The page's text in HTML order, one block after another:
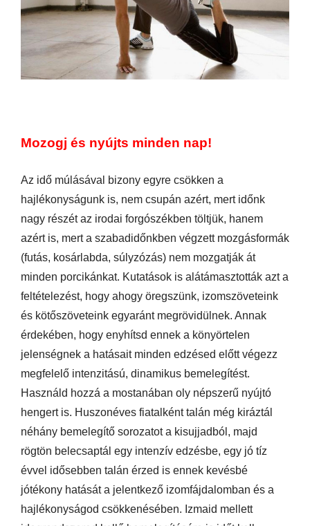
Mozogj és nyújts minden nap!
Az idő múlásával bizony egyre csökken a
hajlékonyságunk is, nem csupán azért, mert időnk
nagy részét az irodai forgószékben töltjük, hanem
azért is, mert a szabadidőnkben végzett mozgásformák
(futás, kosárlabda, súlyzózás) nem mozgatják át
minden porcikánkat. Kutatások is alátámasztották azt a
feltételezést, hogy ahogy öregszünk, izomszöveteink
és kötőszöveteink egyaránt megrövidülnek. Annak
érdekében, hogy enyhítsd ennek a könyörtelen
jelenségnek a hatásait minden edzésed előtt végezz
megfelelő intenzitású, dinamikus bemelegítést.
Használd hozzá a mostanában oly népszerű nyújtó
hengert is. Huszonéves fiatalként talán még kiráztál
néhány bemelegítő sorozatot a kisujjadból, majd
rögtön belecsaptál egy intenzív edzésbe, egy jó tíz
évvel idősebben talán érzed is ennek kevésbé
jótékony hatását a jelentkező izomfájdalomban és a
hajlékonyságod csökkenésében. Izmaid mellett